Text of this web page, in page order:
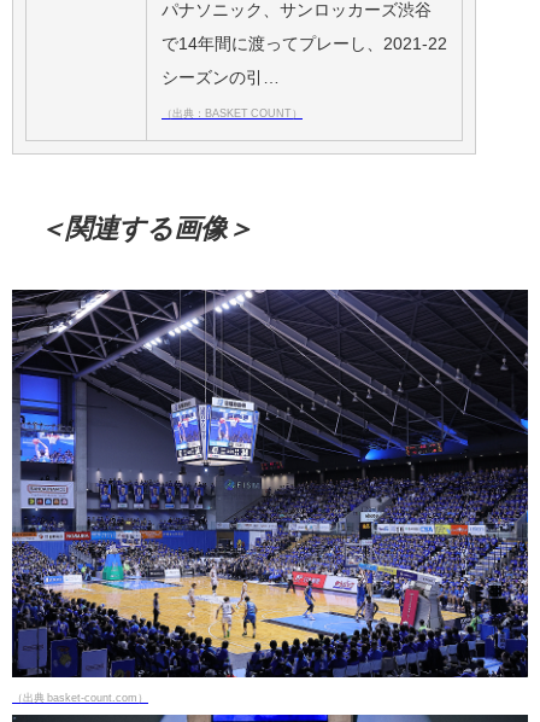
パナソニック、サンロッカーズ渋谷
で14年間に渡ってプレーし、2021-22
シーズンの引…
（出典：BASKET COUNT）
＜関連する画像＞
（出典 basket-count.com）